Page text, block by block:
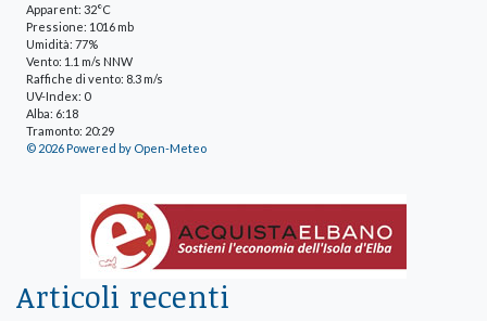
Apparent: 32°C
Pressione: 1016 mb
Umidità: 77%
Vento: 1.1 m/s NNW
Raffiche di vento: 8.3 m/s
UV-Index: 0
Alba: 6:18
Tramonto: 20:29
© 2026 Powered by Open-Meteo
Articoli recenti